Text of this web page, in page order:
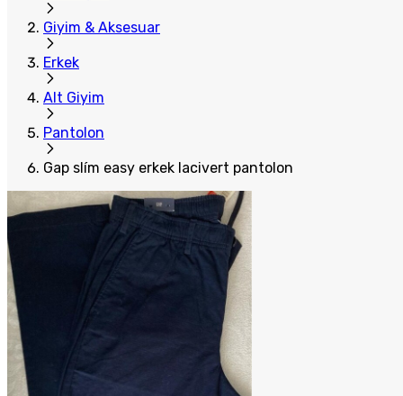
Giyim & Aksesuar
Erkek
Alt Giyim
Pantolon
Gap slím easy erkek lacivert pantolon